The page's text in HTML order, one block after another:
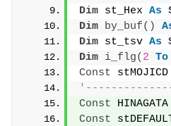
Dim st_Hex As
Dim by_buf()
Dim st_tsv As
Dim i_flg( 2 To
Const stMOJICD
Const HINAGATA
Const